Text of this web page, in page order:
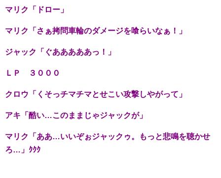
マリク「ドロー」
マリク「さぁ拷問車輪のダメージを喰らいなぁ！」
ジャック「ぐあああああっ！」
ＬＰ ３０００
クロウ「くそっチマチマとせこい攻撃しやがって」
アキ「酷い…このままじゃジャックが」
マリク「ああ…いいぞぉジャックゥ。もっと悲鳴を聴かせ
ろ…」ｸｸｸ